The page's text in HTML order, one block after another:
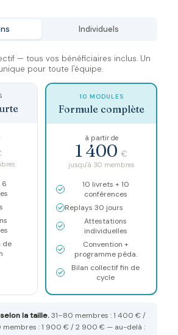
Individuels
— tous vos bénéficiaires inclus. Un
pour toute l'équipe.
6
de
10 MODULES
Formule complète
à partir de
1 400 €
jusqu'à 30 membres
10 livrets + 10
conférences
Replays 30 jours
Attestations
individuelles
Convention +
programme péda.
Bilan collectif fin de
cycle
la taille.31–80 membres : 1 400 € /
membres : 1 900 € / 2 900 € — au-delà :